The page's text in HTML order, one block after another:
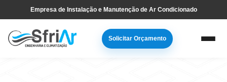
para
navegação
to
main
Empresa de Instalação e Manutenção de Ar Condicionado
Solicitar Orçamento